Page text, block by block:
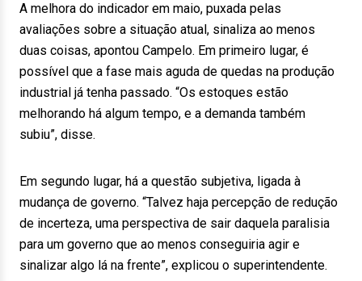
A melhora do indicador em maio, puxada pelas
avaliações sobre a situação atual, sinaliza ao menos
duas coisas, apontou Campelo. Em primeiro lugar, é
possível que a fase mais aguda de quedas na produção
industrial já tenha passado. “Os estoques estão
melhorando há algum tempo, e a demanda também
subiu”, disse.
Em segundo lugar, há a questão subjetiva, ligada à
mudança de governo. “Talvez haja percepção de redução
de incerteza, uma perspectiva de sair daquela paralisia
para um governo que ao menos conseguiria agir e
sinalizar algo lá na frente”, explicou o superintendente.